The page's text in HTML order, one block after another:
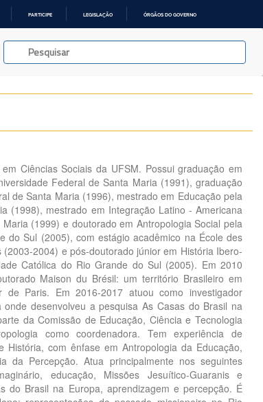
PARTICIPE LEGISLAÇÃO ÓRGÃOS DO GOVERNO
Ciências Sociais da UFSM. Possui graduação em
Federal de Santa Maria (1991), graduação
de Santa Maria (1996), mestrado em Educação pela
(1998), mestrado em Integração Latino - Americana
(1999) e doutorado em Antropologia Social pela
do Sul (2005), com estágio acadêmico na École des
(2003-2004) e pós-doutorado júnior em História Ibero-
Católica do Rio Grande do Sul (2005). Em 2010
Maison du Brésil: um território Brasileiro em
de Paris. Em 2016-2017 atuou como investigador
desenvolveu a pesquisa As Casas do Brasil na
da Comissão de Educação, Ciência e Tecnologia
como coordenadora. Tem experiência de
com ênfase em Antropologia da Educação,
da Percepção. Atua principalmente nos seguintes
educação, Missões Jesuítico-Guaranis e
do Brasil na Europa, aprendizagem e percepção. É